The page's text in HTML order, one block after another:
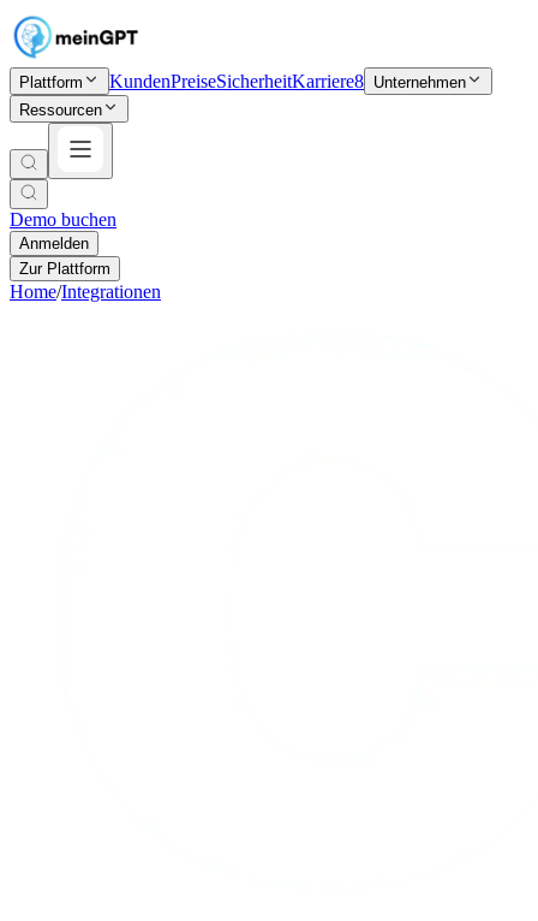
Plattform KundenPreiseSicherheitKarriere8 Unternehmen
Ressourcen
Demo buchen
Anmelden
Zur Plattform
Home/Integrationen